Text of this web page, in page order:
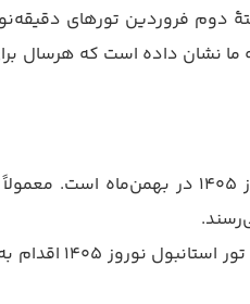
آخری برای نوروز 1405 می‌گردید امکان
نشان داده است که هرسال
اگر به دنبال